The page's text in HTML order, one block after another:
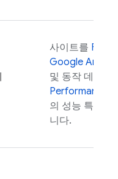
사이트를
Google
및 동작 데이터
Performance
의 성능 특성에
니다.